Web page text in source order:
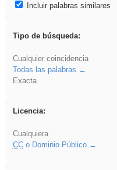
Incluir palabras similares
Tipo de búsqueda:
Cualquier coincidencia
Todas las palabras
Exacta
Licencia:
Cualquiera
CCo Dominio Público